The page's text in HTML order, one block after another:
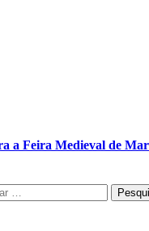
a Feira Medieval de